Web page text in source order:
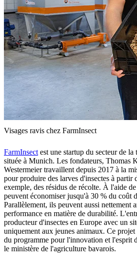
Visages ravis chez FarmInsect
FarmInsect est une startup du secteur de
située à Munich. Les fondateurs, Thomas
Westermeier travaillent depuis 2017 à la
pour produire des larves d'insectes à partir
exemple, des résidus de récolte. À l'aide
peuvent économiser jusqu'à 30 % du coût
Parallèlement, ils peuvent aussi nettement
performance en matière de durabilité.
producteur d'insectes en Europe avec un
uniquement aux jeunes animaux. Ce projet
du programme pour l'innovation et l'esprit
le ministère de l'agriculture bavarois.